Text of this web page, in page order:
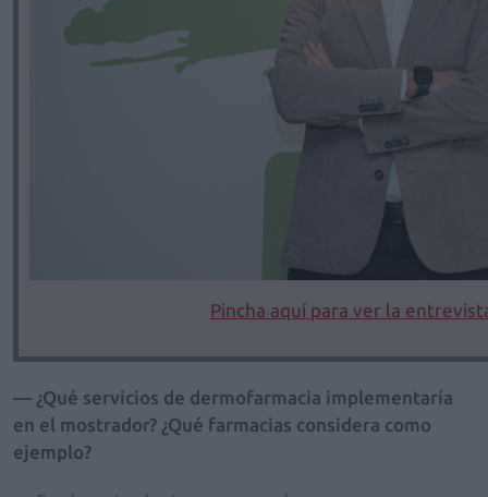
Pincha aquí para ver la
— ¿Qué servicios de dermofarmacia implementaría
en el mostrador? ¿Qué farmacias considera como
ejemplo?